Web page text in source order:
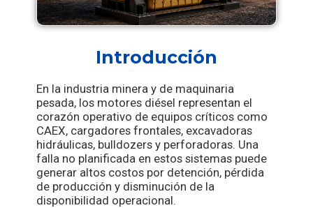
Introducción
En la industria minera y de maquinaria
pesada, los motores diésel representan el
corazón operativo de equipos críticos como
CAEX, cargadores frontales, excavadoras
hidráulicas, bulldozers y perforadoras. Una
falla no planificada en estos sistemas puede
generar altos costos por detención, pérdida
de producción y disminución de la
disponibilidad operacional.